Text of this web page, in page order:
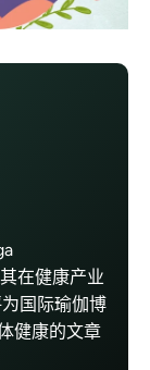
在健康产业
国际瑜伽博
健康的文章